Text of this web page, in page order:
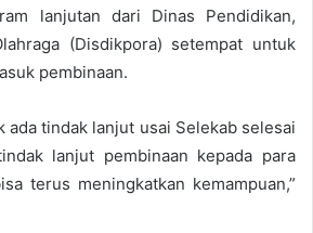
lanjutan dari Dinas Pendidikan,
(Disdikpora) setempat untuk
pembinaan.
ada tindak lanjut usai Selekab selesai
lanjut pembinaan kepada para
terus meningkatkan kemampuan,”